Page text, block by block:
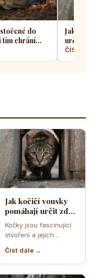
do
tím chrání
Jak kočičí
určit zda se
úzkého otvoru
ČÍST VÍCE →
Jak kočičí vousky
pomáhají určit zda
se kočka vejde do
úzkého otvoru
Kočky jsou fascinující
stvoření a jejich
proklouznout i těmi
nejužšími otvory je
často…
Číst dále →